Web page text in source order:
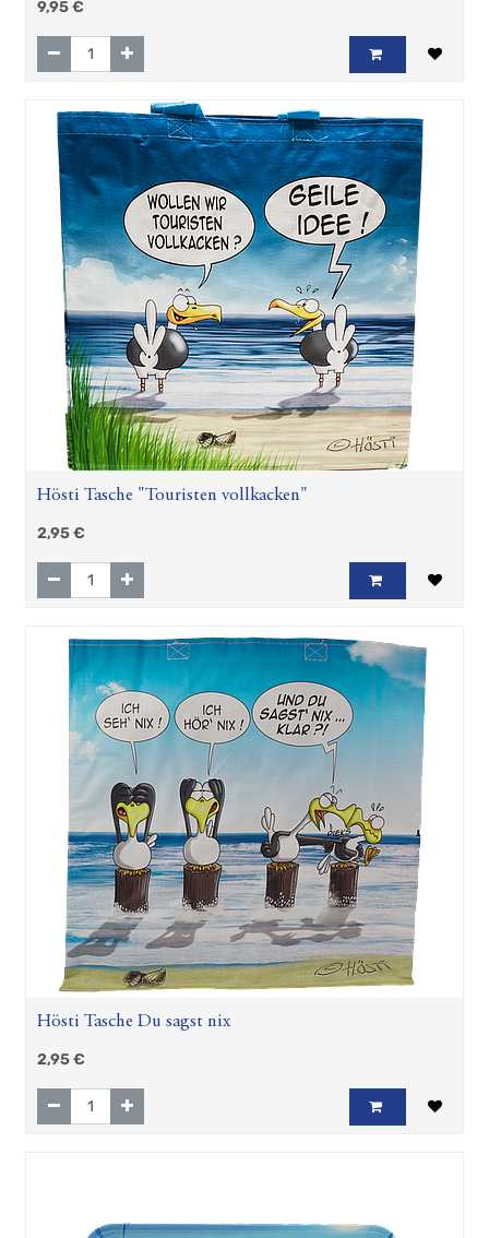
9,95€
Hösti Tasche "Touristen vollkacken"
2,95€
Hösti Tasche Du sagst nix
2,95€